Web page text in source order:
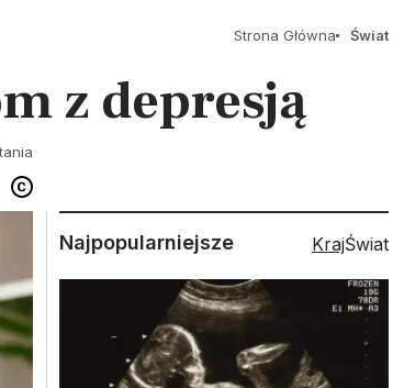
Strona Główna Świat
z depresją
Najpopularniejsze KrajŚwiat